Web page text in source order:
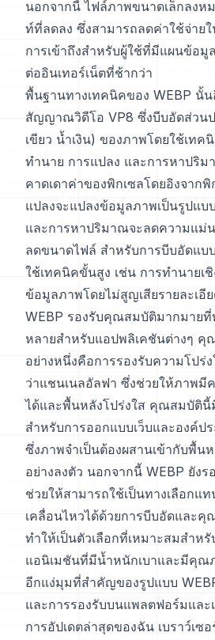
นอกจากนี้ ไฟล์ภาพขนาดเล็กลงห
ท์ที่ลดลง ซึ่งสามารถลดค่าใช้จ่าย
การเข้าถึงสำหรับผู้ใช้ที่มีแผนข้อมู
ต่ออินเทอร์เน็ตที่ช้ากว่า
พื้นฐานทางเทคนิคของ WEBP นั้
สัญญาณวิดีโอ VP8 ซึ่งบีบอัดส่วนป
เขียว น้ำเงิน) ของภาพโดยใช้เทค
ทำนาย การแปลง และการหาปริม
คาดเดาค่าของพิกเซลโดยอิงจากพิ
แปลงจะแปลงข้อมูลภาพเป็นรูปแบ
และการหาปริมาณจะลดความแม่
ลดขนาดไฟล์ สำหรับการบีบอัดแบ
ใช้เทคนิคขั้นสูง เช่น การทำนายเ
ข้อมูลภาพโดยไม่สูญเสียรายละเอี
WEBP รองรับคุณสมบัติมากมายที่
หลายสำหรับแอปพลิเคชันต่างๆ คุ
อย่างหนึ่งคือการรองรับความโปร่ง
ว่าแชนเนลอัลฟา ซึ่งช่วยให้ภาพมี
ได้และพื้นหลังโปร่งใส คุณสมบัตินี้
สำหรับการออกแบบเว็บและองค์ป
ซึ่งภาพจำเป็นต้องผสานเข้ากับพื้น
อย่างลงตัว นอกจากนี้ WEBP ยัง
ช่วยให้สามารถใช้เป็นทางเลือกแ
เคลื่อนไหวได้ด้วยการบีบอัดและ
ทำให้เป็นตัวเลือกที่เหมาะสมสำหรั
แอนิเมชันที่มีน้ำหนักเบาและมีคุณ
อีกแง่มุมที่สำคัญของรูปแบบ
และการรองรับบนแพลตฟอร์มและ
การอัปเดตล่าสุดของฉัน เบราว์เซ